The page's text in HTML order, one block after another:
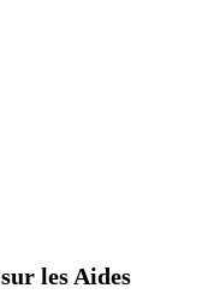
sur les Aides